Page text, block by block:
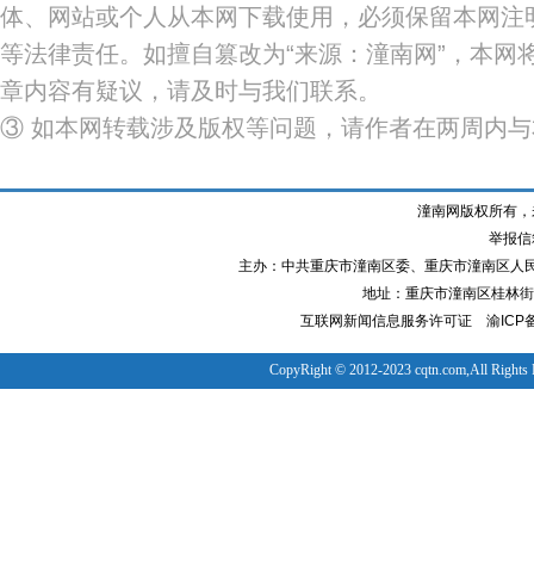
体、网站或个人从本网下载使用，必须保留本网注
等法律责任。如擅自篡改为“来源：潼南网”，本网
章内容有疑议，请及时与我们联系。
③ 如本网转载涉及版权等问题，请作者在两周内
潼南网版权所有
举报
主办：中共重庆市潼南区委、重庆市潼南区
地址：重庆市潼南区桂林
互联网新闻信息服务许可证
渝ICP
CopyRight © 2012-2023 cqtn.com,All Rights